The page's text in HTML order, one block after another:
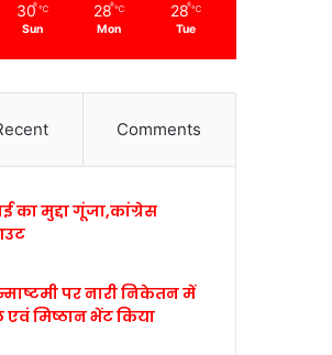
30 ℃
Sun
28 ℃
Mon
28 ℃
Tue
Comments
का मुद्दा गूंजा,कांग्रेस
पर नारी निकेतन में
मिष्ठान भेंट किया